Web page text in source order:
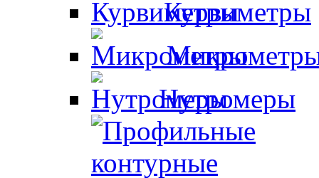
Курвиметры
Нутромеры